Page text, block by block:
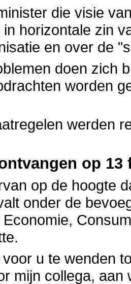
die visie
horizontale zin
en over de
doen zich
worden
werden
op 13
op de hoogte
onder de
u te wenden
mijn collega,